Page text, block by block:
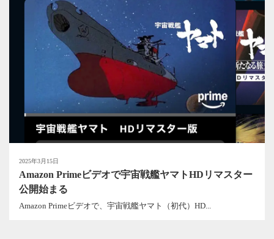
2025年3月15日
Amazon Primeビデオで宇宙戦艦ヤマトHDリマスター
公開始まる
Amazon Primeビデオで、宇宙戦艦ヤマト（初代）HD...